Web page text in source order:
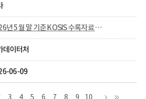
2026년 5월 말 기준 KOSIS 수록자료 현행화율 공개
데이터처
06-09
3 4 5 6 7 8 9 10